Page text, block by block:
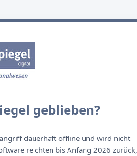
geblieben?
dauerhaft offline und wird nicht
reichten bis Anfang 2026 zurück,